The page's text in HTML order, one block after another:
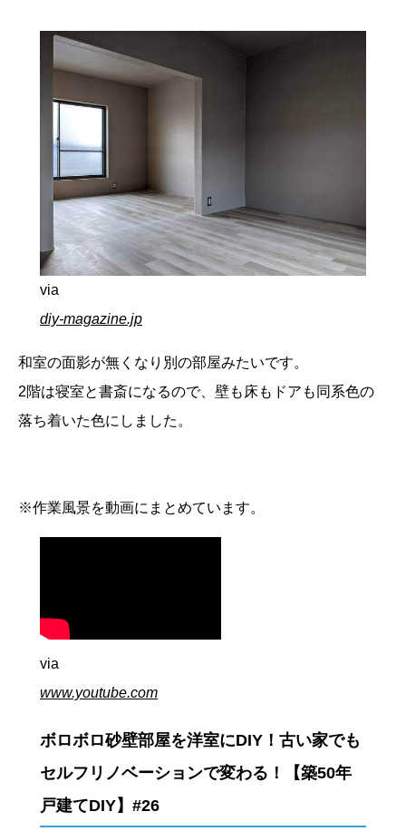
via
diy-magazine.jp
和室の面影が無くなり別の部屋みたいです。
2階は寝室と書斎になるので、壁も床もドアも同系色の
落ち着いた色にしました。
※作業風景を動画にまとめています。
via
www.youtube.com
ボロボロ砂壁部屋を洋室にDIY！古い家でも
セルフリノベーションで変わる！【築50年
戸建てDIY】#26